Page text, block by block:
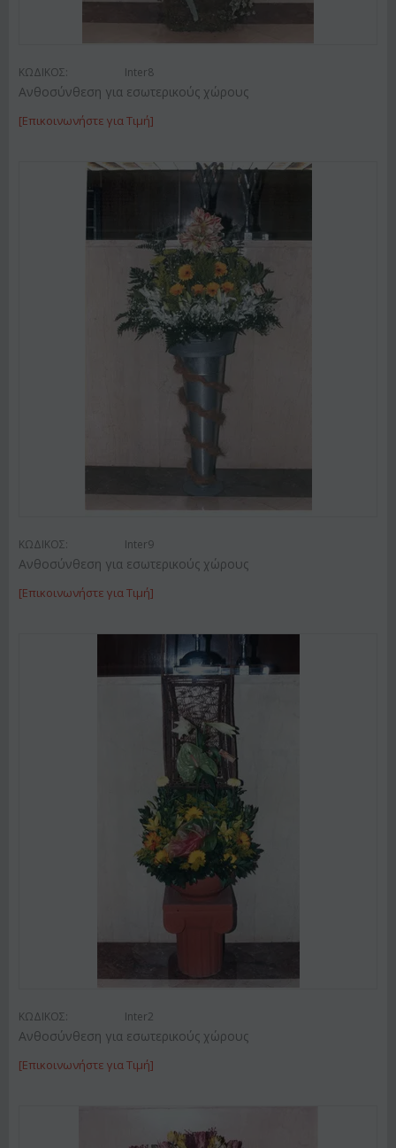
ΚΩΔΙΚΟΣ: Inter8
Ανθοσύνθεση για εσωτερικούς χώρους
[Επικοινωνήστε για Τιμή]
ΚΩΔΙΚΟΣ: Inter9
Ανθοσύνθεση για εσωτερικούς χώρους
[Επικοινωνήστε για Τιμή]
ΚΩΔΙΚΟΣ: Inter2
Ανθοσύνθεση για εσωτερικούς χώρους
[Επικοινωνήστε για Τιμή]